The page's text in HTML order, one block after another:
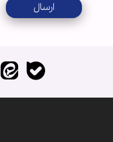
ارسال